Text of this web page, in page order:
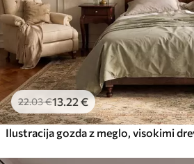
22.03€13 .22 €